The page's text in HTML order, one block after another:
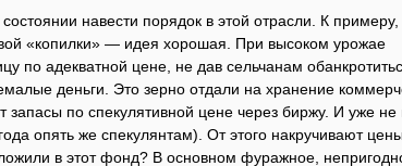
навести порядок в этой отрасли. К примеру,
«копилки» — идея хорошая. При высоком урожае
по адекватной цене, не дав сельчанам
деньги. Это зерно отдали на хранение
по спекулятивной цене через биржу. И уже не
опять же спекулянтам). От этого накручивают
в этот фонд? В основном фуражное,